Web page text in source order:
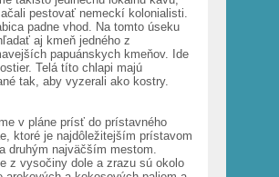
pestovať nemeckí kolonialisti.
padne vhod. Na tomto úseku
aj kmeň jedného z
papuánskych kmeňov. Ide
Telá títo chlapi majú
tak, aby vyzerali ako kostry.
v pláne prísť do prístavného
ktoré je najdôležitejším prístavom
druhým najväčším mestom.
z vysočiny dole a zrazu sú okolo